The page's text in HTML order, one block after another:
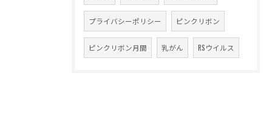
プライバシーポリシー ピンクリボン
ピンクリボン月間 乳がん RSウイルス